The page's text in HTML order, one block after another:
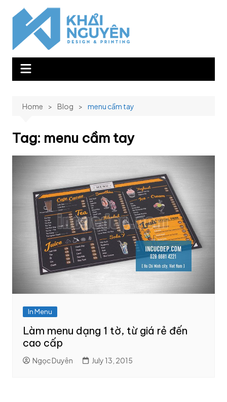
Home Blog menu cầm tay
Tag: menu cầm tay
In Menu
Làm menu dạng 1 tờ, từ giá rẻ đến
cao cấp
Ngọc Duyên July 13, 2015